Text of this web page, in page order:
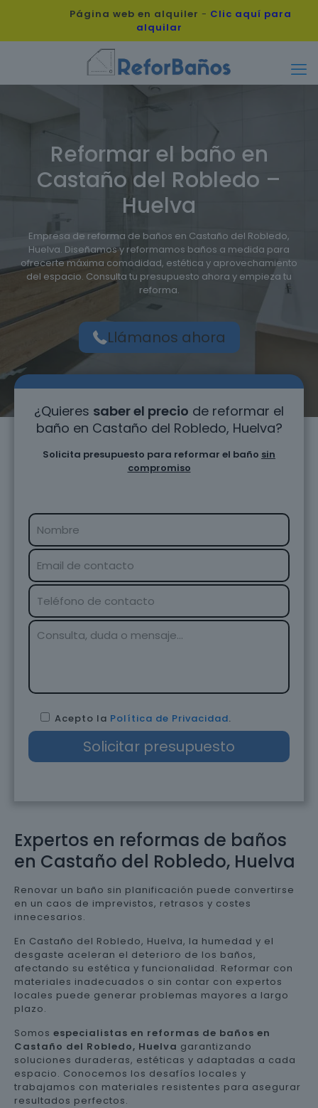
Página web en alquiler - Clic aquí para
alquilar
Reformar el baño en
Castaño del Robledo –
Huelva
Empresa de reforma de baños en Castaño del Robledo,
Huelva. Diseñamos y reformamos baños a medida para
ofrecerte máxima comodidad, estética y aprovechamiento
del espacio. Consulta tu presupuesto ahora y empieza tu
reforma.
Llámanos ahora
Expertos en reformas de baños
en Castaño del Robledo, Huelva
Renovar un baño sin planificación puede convertirse
en un caos de imprevistos, retrasos y costes
innecesarios.
En Castaño del Robledo, Huelva, la humedad y el
desgaste aceleran el deterioro de los baños,
afectando su estética y funcionalidad. Reformar con
materiales inadecuados o sin contar con expertos
locales puede generar problemas mayores a largo
plazo.
Somos especialistas en reformas de baños en
Castaño del Robledo, Huelva garantizando
soluciones duraderas, estéticas y adaptadas a cada
espacio. Conocemos los desafíos locales y
trabajamos con materiales resistentes para asegurar
resultados perfectos.
¿Quieres saber el precio de reformar el
baño en Castaño del Robledo, Huelva?
Solicita presupuesto para reformar el baño sin
compromiso
Acepto la Política de Privacidad.